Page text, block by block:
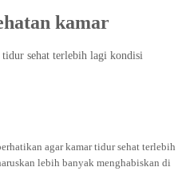
kamar
tidur sehat terlebih lagi kondisi
agar kamar tidur sehat terlebih
lebih banyak menghabiskan di